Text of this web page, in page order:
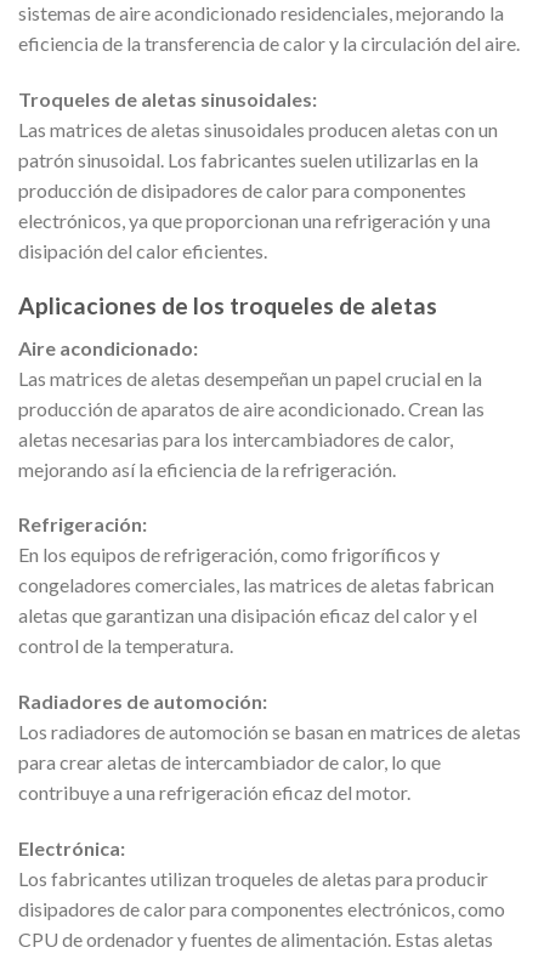
sistemas de aire acondicionado residenciales, mejorando la
eficiencia de la transferencia de calor y la circulación del aire.
Troqueles de aletas sinusoidales:
Las matrices de aletas sinusoidales producen aletas con un
patrón sinusoidal. Los fabricantes suelen utilizarlas en la
producción de disipadores de calor para componentes
electrónicos, ya que proporcionan una refrigeración y una
disipación del calor eficientes.
Aplicaciones de los troqueles de aletas
Aire acondicionado:
Las matrices de aletas desempeñan un papel crucial en la
producción de aparatos de aire acondicionado. Crean las
aletas necesarias para los intercambiadores de calor,
mejorando así la eficiencia de la refrigeración.
Refrigeración:
En los equipos de refrigeración, como frigoríficos y
congeladores comerciales, las matrices de aletas fabrican
aletas que garantizan una disipación eficaz del calor y el
control de la temperatura.
Radiadores de automoción:
Los radiadores de automoción se basan en matrices de aletas
para crear aletas de intercambiador de calor, lo que
contribuye a una refrigeración eficaz del motor.
Electrónica:
Los fabricantes utilizan troqueles de aletas para producir
disipadores de calor para componentes electrónicos, como
CPU de ordenador y fuentes de alimentación. Estas aletas